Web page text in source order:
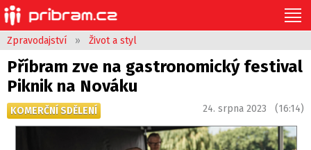
Zpravodajství » Život a styl
Příbram zve na gastronomický festival
Piknik na Nováku
KOMERČNÍ SDĚLENÍ 24. srpna 2023 (16:14)